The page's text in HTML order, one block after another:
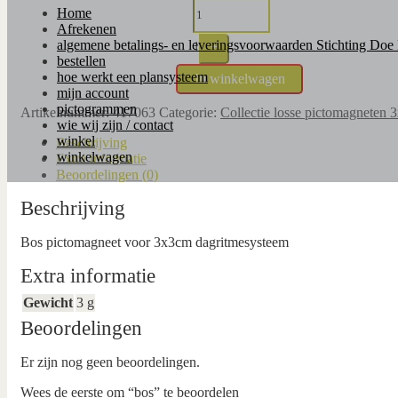
Home
Afrekenen
algemene betalings- en leveringsvoorwaarden Stichting
bestellen
hoe werkt een plansysteem
mijn account
pictogrammen
wie wij zijn / contact
winkel
winkelwagen
1 +
In winkelwagen
Artikelnummer:417063 Categorie: Collectie losse pictomagneten
Beschrijving
Extra informatie
Beoordelingen (0)
Beschrijving
Bos pictomagneet voor 3x3cm dagritmesysteem
Extra informatie
Gewicht 3 g
Beoordelingen
Er zijn nog geen beoordelingen.
Wees de eerste om “bos” te beoordelen